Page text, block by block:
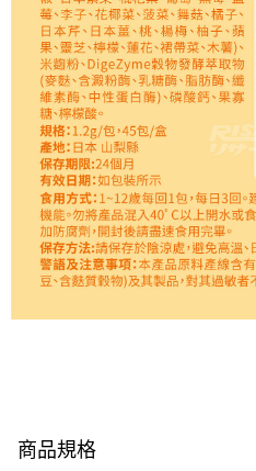
商品規格